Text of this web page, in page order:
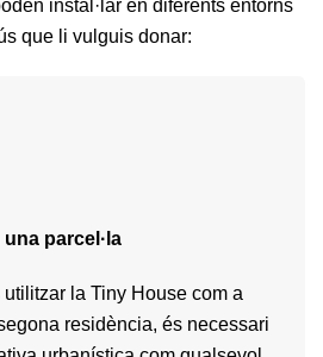
instal·lar en diferents entorns
que li vulguis donar:
parcel·la
la Tiny House com a
residència, és necessari